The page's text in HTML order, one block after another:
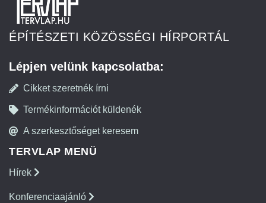
ÉPÍTÉSZETI KÖZÖSSÉGI HÍRPORTÁL
Lépjen velünk kapcsolatba:
Cikket szeretnék írni
Termékinformációt küldenék
A szerkesztőséget keresem
TERVLAP MENÜ
Hírek
Konferenciaajánló